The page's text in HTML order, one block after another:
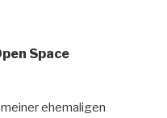
Space
ehemaligen